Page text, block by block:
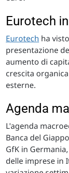
Eurotech
Eurotech ha
presentazione
aumento di
crescita
esterne.
Agenda
L'agenda
Banca del
GfK in
delle imprese in